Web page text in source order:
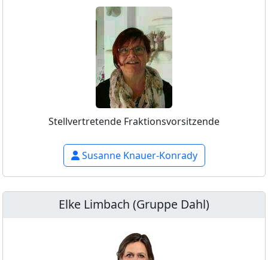
Stellvertretende Fraktionsvorsitzende
Susanne Knauer-Konrady
Elke Limbach (Gruppe Dahl)